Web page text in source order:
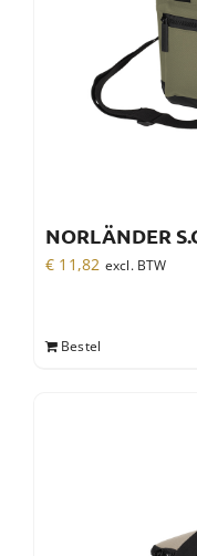
NORLÄNDER
€ 11,82 excl. BTW
Bestel